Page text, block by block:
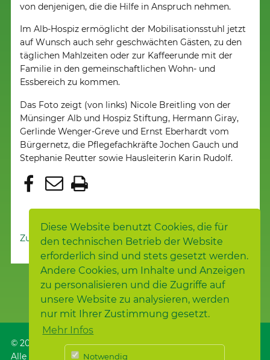
Diese Website benutzt Cookies, die für
den technischen Betrieb der Website
erforderlich sind und stets gesetzt werden.
Andere Cookies, um Inhalte und Anzeigen
zu personalisieren und die Zugriffe auf
unsere Website zu analysieren, werden
nur mit Ihrer Zustimmung gesetzt.
Mehr Infos
Notwendig
von denjenigen, die die Hilfe in Anspruch nehmen.
Im Alb-Hospiz ermöglicht der Mobilisationsstuhl jetzt
auf Wunsch auch sehr geschwächten Gästen, zu den
täglichen Mahlzeiten oder zur Kaffeerunde mit der
Familie in den gemeinschaftlichen Wohn- und
Essbereich zu kommen.
Das Foto zeigt (von links) Nicole Breitling von der
Münsinger Alb und Hospiz Stiftung, Hermann Giray,
Gerlinde Wenger-Greve und Ernst Eberhardt vom
Bürgernetz, die Pflegefachkräfte Jochen Gauch und
Stephanie Reutter sowie Hausleiterin Karin Rudolf.
Zur Nachrichtenübersicht
© 2026 Samariterstiftung, Nürtingen
Alle Rechte vorbehalten.